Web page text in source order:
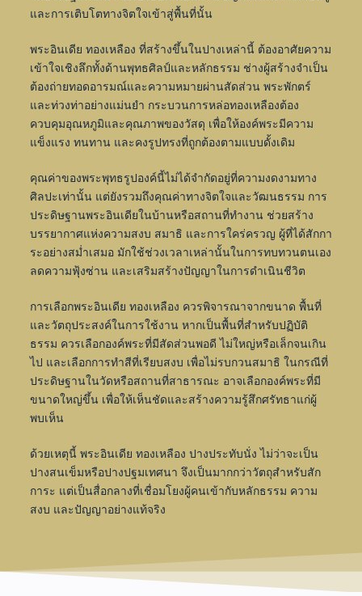
และการเติบโตทางจิตใจเข้าสู่พื้นที่นั้น
พระอินเดีย ทองเหลือง ที่สร้างขึ้นในปางเหล่านี้ ต้องอาศัยความ
เข้าใจเชิงลึกทั้งด้านพุทธศิลป์และหลักธรรม ช่างผู้สร้างจำเป็น
ต้องถ่ายทอดอารมณ์และความหมายผ่านสัดส่วน พระพักตร์
และท่วงท่าอย่างแม่นยำ กระบวนการหล่อทองเหลืองต้อง
ควบคุมอุณหภูมิและคุณภาพของวัสดุ เพื่อให้องค์พระมีความ
แข็งแรง ทนทาน และคงรูปทรงที่ถูกต้องตามแบบดั้งเดิม
คุณค่าของพระพุทธรูปองค์นี้ไม่ได้จำกัดอยู่ที่ความงดงามทาง
ศิลปะเท่านั้น แต่ยังรวมถึงคุณค่าทางจิตใจและวัฒนธรรม การ
ประดิษฐานพระอินเดียในบ้านหรือสถานที่ทำงาน ช่วยสร้าง
บรรยากาศแห่งความสงบ สมาธิ และการใคร่ครวญ ผู้ที่ได้สักกา
ระอย่างสม่ำเสมอ มักใช้ช่วงเวลาเหล่านั้นในการทบทวนตนเอง
ลดความฟุ้งซ่าน และเสริมสร้างปัญญาในการดำเนินชีวิต
การเลือกพระอินเดีย ทองเหลือง ควรพิจารณาจากขนาด พื้นที่
และวัตถุประสงค์ในการใช้งาน หากเป็นพื้นที่สำหรับปฏิบัติ
ธรรม ควรเลือกองค์พระที่มีสัดส่วนพอดี ไม่ใหญ่หรือเล็กจนเกิน
ไป และเลือกการทำสีที่เรียบสงบ เพื่อไม่รบกวนสมาธิ ในกรณีที่
ประดิษฐานในวัดหรือสถานที่สาธารณะ อาจเลือกองค์พระที่มี
ขนาดใหญ่ขึ้น เพื่อให้เห็นชัดและสร้างความรู้สึกศรัทธาแก่ผู้
พบเห็น
ด้วยเหตุนี้ พระอินเดีย ทองเหลือง ปางประทับนั่ง ไม่ว่าจะเป็น
ปางสนเข็มหรือปางปฐมเทศนา จึงเป็นมากกว่าวัตถุสำหรับสัก
การะ แต่เป็นสื่อกลางที่เชื่อมโยงผู้คนเข้ากับหลักธรรม ความ
สงบ และปัญญาอย่างแท้จริง